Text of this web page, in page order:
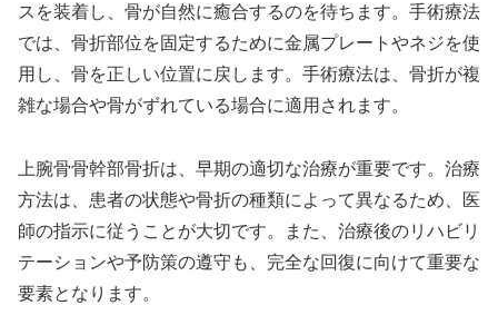
スを装着し、骨が自然に癒合するのを待ちます。手術療法
では、骨折部位を固定するために金属プレートやネジを使
用し、骨を正しい位置に戻します。手術療法は、骨折が複
雑な場合や骨がずれている場合に適用されます。
上腕骨骨幹部骨折は、早期の適切な治療が重要です。治療
方法は、患者の状態や骨折の種類によって異なるため、医
師の指示に従うことが大切です。また、治療後のリハビリ
テーションや予防策の遵守も、完全な回復に向けて重要な
要素となります。